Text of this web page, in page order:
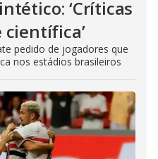
‘Críticas
científica’
pedido de jogadores que
nos estádios brasileiros